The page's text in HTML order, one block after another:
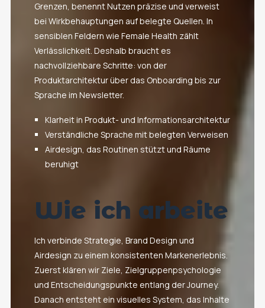
Grenzen, benennt Nutzen präzise und verweist
bei Wirkbehauptungen auf belegte Quellen. In
sensiblen Feldern wie Female Health zählt
Verlässlichkeit. Deshalb braucht es
nachvollziehbare Schritte: von der
Produktarchitektur über das Onboarding bis zur
Sprache im Newsletter.
Klarheit in Produkt- und Informationsarchitektur
Verständliche Sprache mit belegten Verweisen
Airdesign, das Routinen stützt und Räume
beruhigt
Wie ich arbeite
Ich verbinde Strategie, Brand Design und
Airdesign zu einem konsistenten Markenerlebnis.
Zuerst klären wir Ziele, Zielgruppenpsychologie
und Entscheidungspunkte entlang der Journey.
Danach entsteht ein visuelles System, das Inhalte